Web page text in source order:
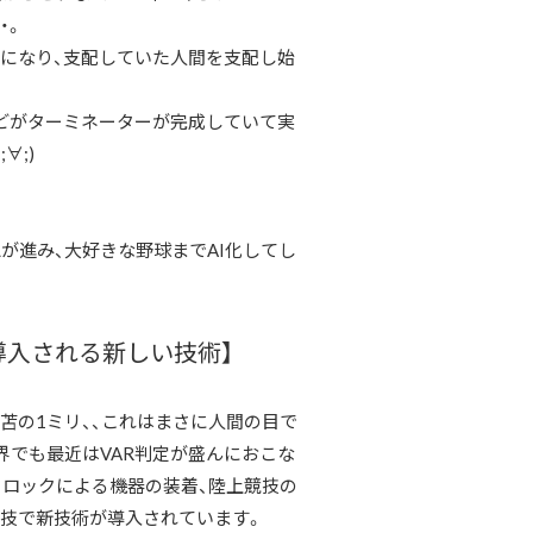
なり、支配していた人間を支配し始
がターミネーターが完成していて実
;∀;)
み、大好きな野球までAI化してし
される新しい技術】
1ミリ、、これはまさに人間の目で
でも最近はVAR判定が盛んにおこな
ックによる機器の装着、陸上競技の
で新技術が導入されています。